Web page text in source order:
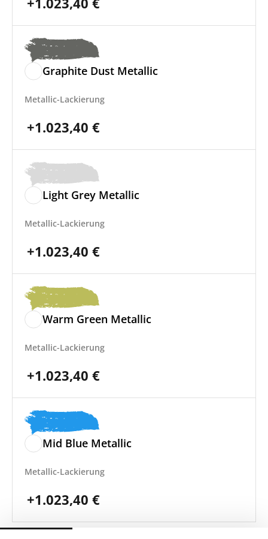
Graphite Dust Metallic
Metallic-Lackierung
+1.023,40 €
Light Grey Metallic
Metallic-Lackierung
+1.023,40 €
Warm Green Metallic
Metallic-Lackierung
+1.023,40 €
Mid Blue Metallic
Metallic-Lackierung
+1.023,40 €